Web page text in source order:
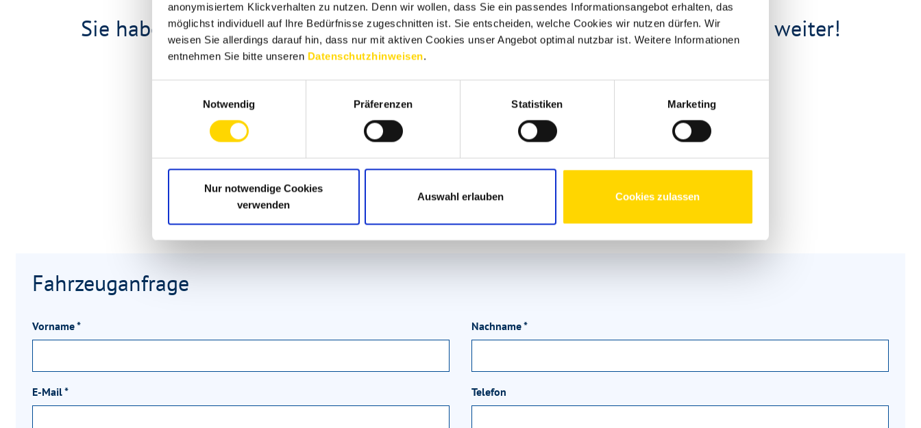
anonymisiertem Klickverhalten zu nutzen. Denn wir wollen, dass Sie ein passendes Informationsangebot erhalten, das
möglichst individuell auf Ihre Bedürfnisse zugeschnitten ist. Sie entscheiden, welche Cookies wir nutzen dürfen. Wir
weisen Sie allerdings darauf hin, dass nur mit aktiven Cookies unser Angebot optimal nutzbar ist. Weitere Informationen
entnehmen Sie bitte unseren Datenschutzhinweisen.
Notwendig
Präferenzen Statistiken Marketing
Nur notwendige Cookies
verwenden
Auswahl erlauben Cookies zulassen
Sie haben Fragen zu den Bürstner Wohnmobilen? Wir helfen Ihnen gerne weiter!
Markenexpertin für Bürstner
deniz.efe@niesmann.de
Fahrzeuganfrage
Vorname* Nachname*
E-Mail* Telefon